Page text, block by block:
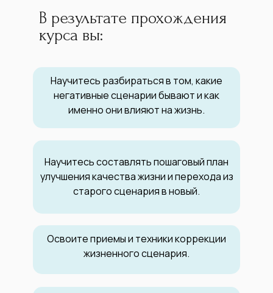
В результате прохождения
курса вы:
Научитесь разбираться в том, какие
негативные сценарии бывают и как
именно они влияют на жизнь.
Научитесь составлять пошаговый план
улучшения качества жизни и перехода из
старого сценария в новый.
Освоите приемы и техники коррекции
жизненного сценария.